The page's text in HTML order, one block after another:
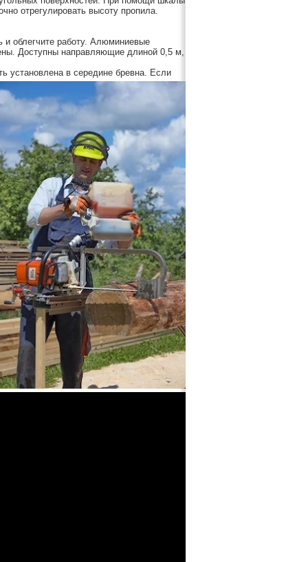
отрегулировать высоту пропила.
и облегчите работу. Алюминиевые
Доступны направляющие длиной 0,5 м,
установлена в середине бревна. Если